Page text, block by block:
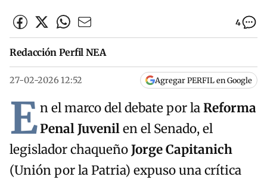
4
Redacción Perfil NEA
27-02-2026 12:52 Agregar PERFIL en Google
En el marco del debate por laReforma
Penal Juvenilen el Senado, el
legislador chaqueñoJorge Capitanich
(Unión por la Patria) expuso una crítica